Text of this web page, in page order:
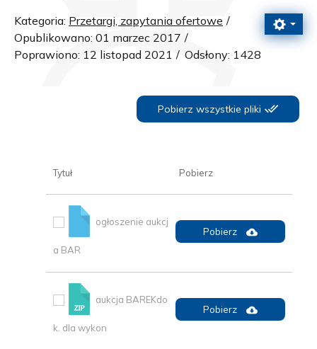
Kategoria: Przetargi, zapytania ofertowe
Opublikowano: 01 marzec 2017
Poprawiono: 12 listopad 2021
Odsłony: 1428
Pobierz wszystkie pliki
Tytuł Pobierz
ogłoszenie aukcj
a BAR
Pobierz
aukcja BAREKdo
k. dla wykon
Pobierz